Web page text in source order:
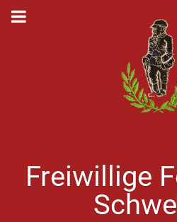
Freiwillige